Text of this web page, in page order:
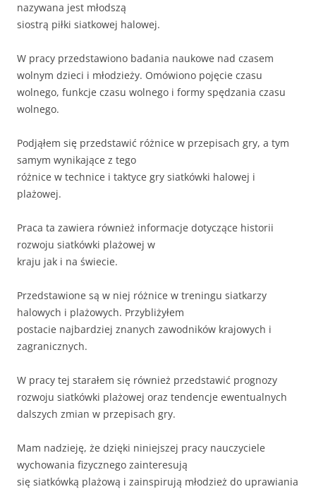
nazywana jest młodszą
siostrą piłki siatkowej halowej.
W pracy przedstawiono badania naukowe nad czasem
wolnym dzieci i młodzieży. Omówiono pojęcie czasu
wolnego, funkcje czasu wolnego i formy spędzania czasu
wolnego.
Podjąłem się przedstawić różnice w przepisach gry, a tym
samym wynikające z tego
różnice w technice i taktyce gry siatkówki halowej i
plażowej.
Praca ta zawiera również informacje dotyczące historii
rozwoju siatkówki plażowej w
kraju jak i na świecie.
Przedstawione są w niej różnice w treningu siatkarzy
halowych i plażowych. Przybliżyłem
postacie najbardziej znanych zawodników krajowych i
zagranicznych.
W pracy tej starałem się również przedstawić prognozy
rozwoju siatkówki plażowej oraz tendencje ewentualnych
dalszych zmian w przepisach gry.
Mam nadzieję, że dzięki niniejszej pracy nauczyciele
wychowania fizycznego zainteresują
się siatkówką plażową i zainspirują młodzież do uprawiania